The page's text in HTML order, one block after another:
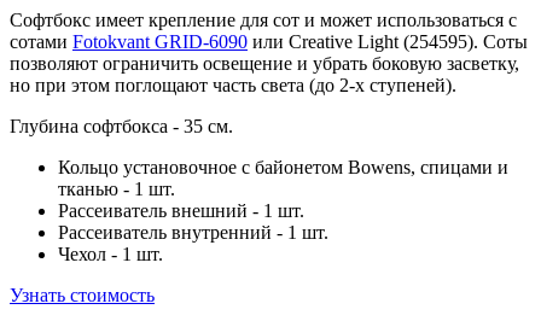
Софтбокс имеет крепление для сот и может использоваться с
сотами Fotokvant GRID-6090 или Creative Light (254595). Соты
позволяют ограничить освещение и убрать боковую засветку,
но при этом поглощают часть света (до 2-х ступеней).
Глубина софтбокса - 35 см.
Кольцо установочное с байонетом Bowens, спицами и
тканью - 1 шт.
Рассеиватель внешний - 1 шт.
Рассеиватель внутренний - 1 шт.
Чехол - 1 шт.
Узнать стоимость